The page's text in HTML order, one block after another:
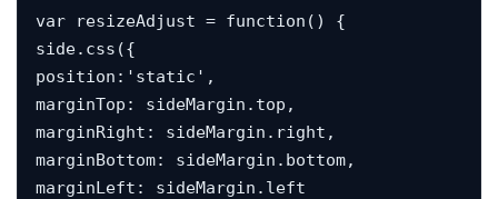
var resizeAdjust = function() {
side.css({
position:'static',
marginTop: sideMargin.top,
marginRight: sideMargin.right,
marginBottom: sideMargin.bottom,
marginLeft: sideMargin.left